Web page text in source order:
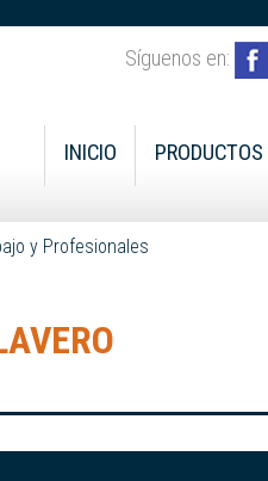
Síguenos en:
INICIO PRODUCTOS
y Profesionales